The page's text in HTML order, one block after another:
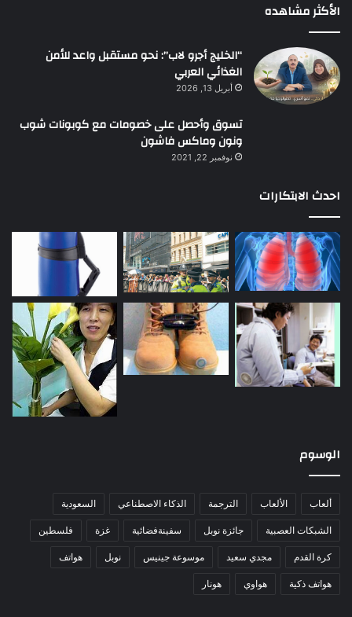
الأكثر مشاهده
“الخليج أجرو لاب”: نحو مستقبل واعد للأمن
الغذائي العربي
أبريل 13, 2026
تسوق وأحصل على خصومات مع كوبونات شوب
ونون وماكس فاشون
نوفمبر 22, 2021
احدث الابتكارات
الوسوم
ألعاب الألعاب الترجمة الذكاء الاصطناعي السعودية
الشبكات العصبية جائزة نوبل سفينةفضائية غزة فلسطين
كرة القدم مجدي سعيد موسوعة جينيس نوبل هواتف
هواتف ذكية هواوي هونار